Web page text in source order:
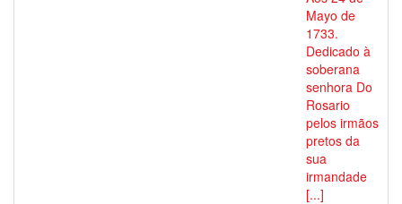
Mayo de
1733.
Dedicado à
soberana
senhora Do
Rosario
pelos irmãos
pretos da
sua
irmandade
[...]